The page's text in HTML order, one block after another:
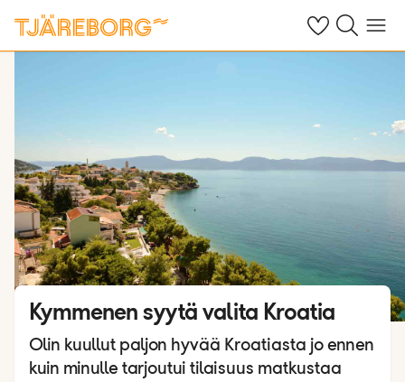
OmatHaku Valikko
Kymmenen syytä valita Kroatia
Olin kuullut paljon hyvää Kroatiasta jo ennen
kuin minulle tarjoutui tilaisuus matkustaa